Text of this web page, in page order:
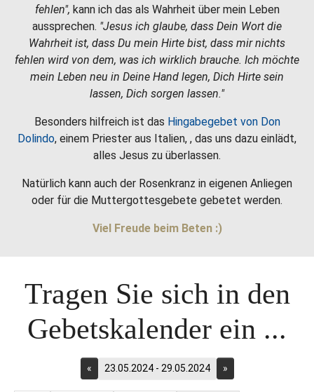
fehlen", kann ich das als Wahrheit über mein Leben
aussprechen. "Jesus ich glaube, dass Dein Wort die
Wahrheit ist, dass Du mein Hirte bist, dass mir nichts
fehlen wird von dem, was ich wirklich brauche. Ich möchte
mein Leben neu in Deine Hand legen, Dich Hirte sein
lassen, Dich sorgen lassen."
Besonders hilfreich ist das Hingabegebet von Don
Dolindo, einem Priester aus Italien, , das uns dazu einlädt,
alles Jesus zu überlassen.
Natürlich kann auch der Rosenkranz in eigenen Anliegen
oder für die Muttergottesgebete gebetet werden.
Viel Freude beim Beten :)
Tragen Sie sich in den
Gebetskalender ein ...
« 23.05.2024 - 29.05.2024 »